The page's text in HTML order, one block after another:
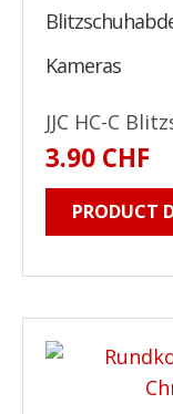
Kameras
JJC HC-C
3.90 CHF
PRODUCT